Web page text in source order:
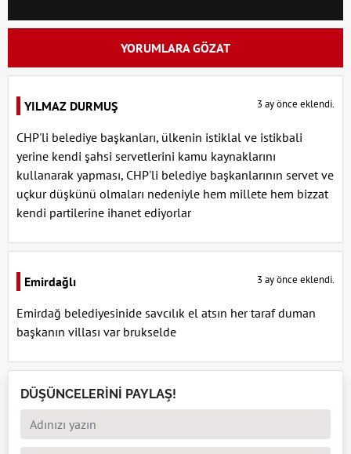
YORUMLARA GÖZAT
YILMAZ DURMUŞ 3 ay önce eklendi.
CHP'li belediye başkanları, ülkenin istiklal ve istikbali
yerine kendi şahsi servetlerini kamu kaynaklarını
kullanarak yapması, CHP'li belediye başkanlarının servet ve
uçkur düşkünü olmaları nedeniyle hem millete hem bizzat
kendi partilerine ihanet ediyorlar
Emirdağlı 3 ay önce eklendi.
Emirdağ belediyesinide savcılık el atsın her taraf duman
başkanın villası var brukselde
DÜŞÜNCELERİNİ PAYLAŞ!